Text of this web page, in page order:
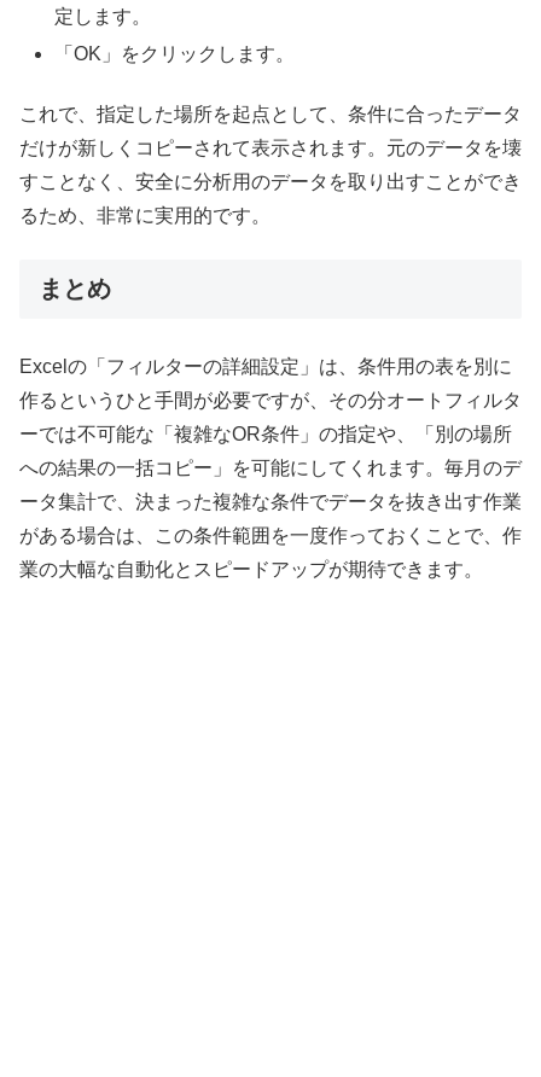
定します。
「OK」をクリックします。
これで、指定した場所を起点として、条件に合ったデータ
だけが新しくコピーされて表示されます。元のデータを壊
すことなく、安全に分析用のデータを取り出すことができ
るため、非常に実用的です。
まとめ
Excelの「フィルターの詳細設定」は、条件用の表を別に
作るというひと手間が必要ですが、その分オートフィルタ
ーでは不可能な「複雑なOR条件」の指定や、「別の場所
への結果の一括コピー」を可能にしてくれます。毎月のデ
ータ集計で、決まった複雑な条件でデータを抜き出す作業
がある場合は、この条件範囲を一度作っておくことで、作
業の大幅な自動化とスピードアップが期待できます。